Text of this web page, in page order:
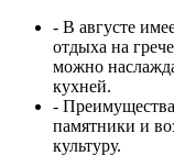
- В августе
отдыха на
можно
кухней.
-
памятники и
культуру.